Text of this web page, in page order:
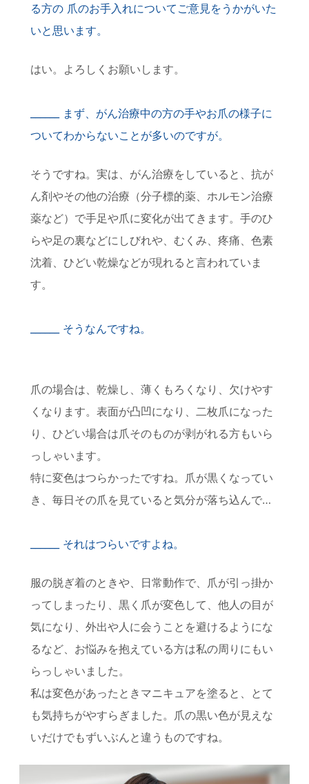
る方の 爪のお手入れについてご意見をうかがいた
いと思います。
はい。よろしくお願いします。
まず、がん治療中の方の手やお爪の様子に
ついてわからないことが多いのですが。
そうですね。実は、がん治療をしていると、抗が
ん剤やその他の治療（分子標的薬、ホルモン治療
薬など）で手足や爪に変化が出てきます。手のひ
らや足の裏などにしびれや、むくみ、疼痛、色素
沈着、ひどい乾燥などが現れると言われていま
す。
そうなんですね。
爪の場合は、乾燥し、薄くもろくなり、欠けやす
くなります。表面が凸凹になり、二枚爪になった
り、ひどい場合は爪そのものが剥がれる方もいら
っしゃいます。
特に変色はつらかったですね。爪が黒くなってい
き、毎日その爪を見ていると気分が落ち込んで…
それはつらいですよね。
服の脱ぎ着のときや、日常動作で、爪が引っ掛か
ってしまったり、黒く爪が変色して、他人の目が
気になり、外出や人に会うことを避けるようにな
るなど、お悩みを抱えている方は私の周りにもい
らっしゃいました。
私は変色があったときマニキュアを塗ると、とて
も気持ちがやすらぎました。爪の黒い色が見えな
いだけでもずいぶんと違うものですね。